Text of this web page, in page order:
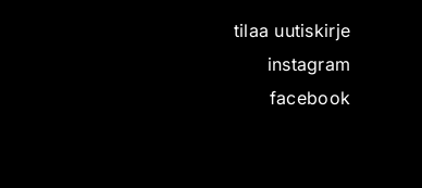
tilaa uutiskirje
instagram
facebook